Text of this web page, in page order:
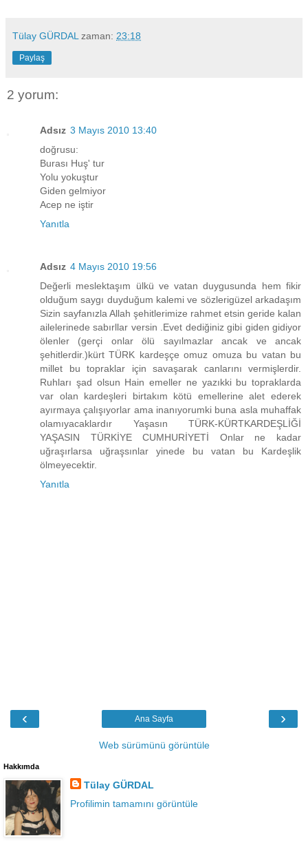
Tülay GÜRDAL zaman: 23:18
Paylaş
2 yorum:
Adsız 3 Mayıs 2010 13:40
doğrusu:
Burası Huş' tur
Yolu yokuştur
Giden gelmiyor
Acep ne iştir
Yanıtla
Adsız 4 Mayıs 2010 19:56
Değerli meslektaşım ülkü ve vatan duygusunda hem fikir
olduğum saygı duyduğum kalemi ve sözlerigüzel arkadaşım
Sizin sayfanızla Allah şehitlerimize rahmet etsin geride kalan
ailelerinede sabırllar versin .Evet dediğiniz gibi giden gidiyor
ölenler (gerçi onlar ölü sayılmazlar ancak ve ancak
şehitlerdir.)kürt TÜRK kardeşçe omuz omuza bu vatan bu
millet bu topraklar için savaşarak canlarını vermişlerdir.
Ruhları şad olsun Hain emeller ne yazıkki bu topraklarda
var olan kardeşleri birtakım kötü emellerine alet ederek
ayırmaya çalışıyorlar ama inanıyorumki buna asla muhaffak
olamıyacaklardır Yaşasın TÜRK-KÜRTKARDEŞLİĞİ
YAŞASIN TÜRKİYE CUMHURİYETİ Onlar ne kadar
uğraşırlarsa uğraşsınlar yinede bu vatan bu Kardeşlik
ölmeyecektir.
Yanıtla
‹ ›
Ana Sayfa
Web sürümünü görüntüle
Hakkımda
Tülay GÜRDAL
Profilimin tamamını görüntüle